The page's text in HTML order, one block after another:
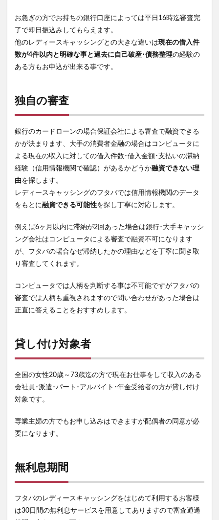
お急ぎの方でお持ちの銀行口座によっては平日16時迄審査完
了で即日振込みしてもらえます。
他のレディースキャッシングとの大きな違いは現在の借入件
数が4件以内と明確な事と過去に自己破産･債務整理の経験の
ある方もお申込が出来る事です。
独自の審査
銀行のカードローンの場合保証会社による審査で融資できる
かが決まります、大手の消費者金融の場合はコンピュータに
よる現在の収入に対しての借入件数･借入金額･支払いの滞納
経験（信用情報機関で確認）があるかどうか融資できない理
由 を探します。
レディースキャッシングのフタバでは信用情報機関のデータ
をもとに融資できる可能性を探し丁寧に対応します。
例えば6ヶ月以内に滞納が2回あった場合は銀行･大手キャッシ
ング会社はコンピュータによる審査で融資不可になります
が、フタバの場合なぜ滞納したかの理由などを丁寧に聞き取
り審査してくれます。
コンピュータでは人柄を判断する事は不可能ですがフタバの
審査では人柄も重視されますので問い合わせがあった場合は
正直に答えることをおすすめします。
貸し付け対象者
全国の女性20歳～73歳迄の方で現在お仕事をして収入のある
会社員･派遣･パート･アルバイト･年金受給者の方が貸し付け
対象です。
専業主婦の方でもお申し込みはできますが配偶者の同意が必
要になります。
無利息期間
フタバのレディースキャッシングをはじめて利用するお客様
は30日間の無利息サービスを用意してありますので審査通過